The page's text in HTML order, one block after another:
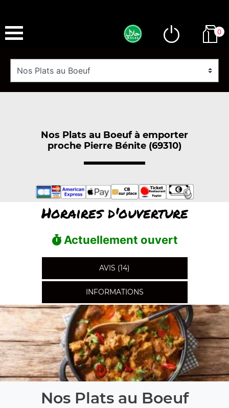
0
Nos Plats au Boeuf à emporter
proche Pierre Bénite (69310)
Horaires d'ouverture
Actuellement ouvert
AVIS (14)
INFORMATIONS
Nos Plats au Boeuf